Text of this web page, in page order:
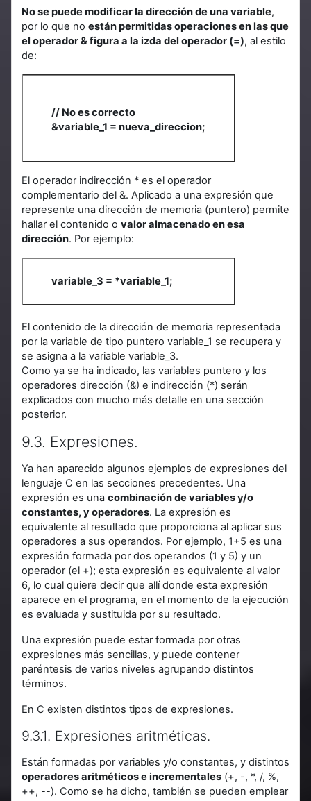
No se puede modificar la dirección de una variable,
por lo que no están permitidas operaciones en las que
el operador & figura a la izda del operador (=), al estilo
de:
// No es correcto
&variable_1 = nueva_direccion;
El operador indirección * es el operador
complementario del &. Aplicado a una expresión que
represente una dirección de memoria (puntero) permite
hallar el contenido o valor almacenado en esa
dirección. Por ejemplo:
variable_3 = *variable_1;
El contenido de la dirección de memoria representada
por la variable de tipo puntero variable_1 se recupera y
se asigna a la variable variable_3.
Como ya se ha indicado, las variables puntero y los
operadores dirección (&) e indirección (*) serán
explicados con mucho más detalle en una sección
posterior.
9.3. Expresiones.
Ya han aparecido algunos ejemplos de expresiones del
lenguaje C en las secciones precedentes. Una
expresión es una combinación de variables y/o
constantes, y operadores. La expresión es
equivalente al resultado que proporciona al aplicar sus
operadores a sus operandos. Por ejemplo, 1+5 es una
expresión formada por dos operandos (1 y 5) y un
operador (el +); esta expresión es equivalente al valor
6, lo cual quiere decir que allí donde esta expresión
aparece en el programa, en el momento de la ejecución
es evaluada y sustituida por su resultado.
Una expresión puede estar formada por otras
expresiones más sencillas, y puede contener
paréntesis de varios niveles agrupando distintos
términos.
En C existen distintos tipos de expresiones.
9.3.1. Expresiones aritméticas.
Están formadas por variables y/o constantes, y distintos
operadores aritméticos e incrementales (+, -, *, /, %,
++, --). Como se ha dicho, también se pueden emplear